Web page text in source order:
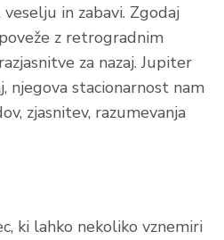
in zabavi. Zgodaj
z retrogradnim
za nazaj. Jupiter
njegova stacionarnost nam
zjasnitev, razumevanja
ki lahko nekoliko vznemiri